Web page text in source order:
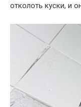
отколоть куски, и